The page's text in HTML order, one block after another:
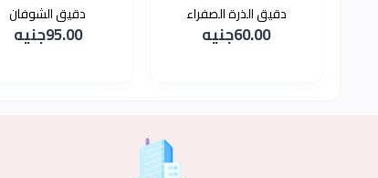
دقيق الذرة الصفراء
60.00جنيه
دقيق الشوفان
95.00جنيه